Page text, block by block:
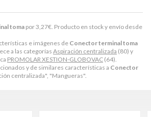
toma por3,27€. Producto en stock y envío desde
e imágenes de Conector terminal toma
a las categorías Aspiración centralizada (80) y
PROMOLAR XESTION-GLOBOVAC (64).
y de similares características a Conector
centralizada", "Mangueras".